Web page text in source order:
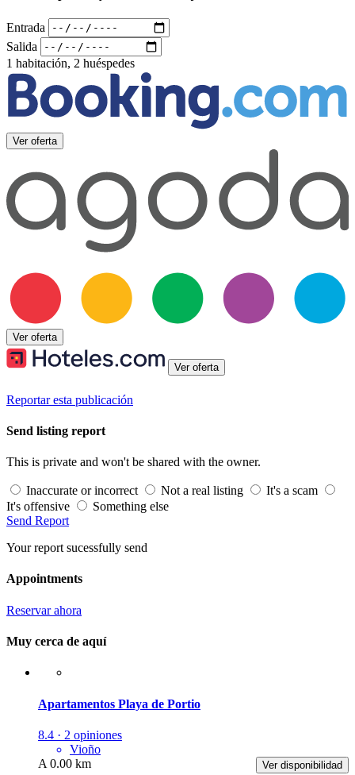
Entrada
Salida
1 habitación, 2 huéspedes
Ver oferta
Ver oferta
Ver oferta
Reportar esta publicación
Send listing report
This is private and won't be shared with the owner.
Inaccurate or incorrect Not a real listing
It's a scam
It's offensive
Something else
Send Report
Your report sucessfully send
Appointments
Reservar ahora
Muy cerca de aquí
Apartamentos Playa de Portio
8.4 · 2 opiniones
Vioño
Ver disponibilidad
A 0.00 km